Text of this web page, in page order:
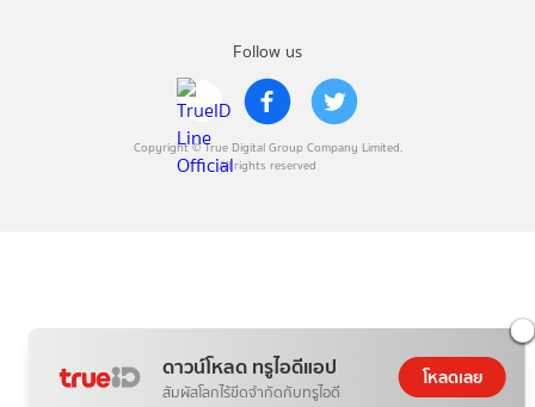
ดาวน์โหลด ทรูไอดีแอป
สัมผัสโลกไร้ขีดจำกัดกับทรูไอดี
โหลดเลย
Follow us
Copyright © True Digital Group Company Limited.
All rights reserved